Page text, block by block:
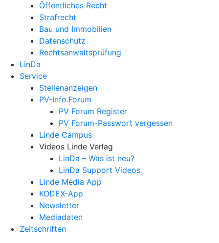
Öffentliches Recht
Strafrecht
Bau und Immobilien
Datenschutz
Rechtsanwalts­prüfung
LinDa
Service
Stellenanzeigen
PV-Info.Forum
PV Forum Register
PV Forum-Passwort vergessen
Linde Campus
Videos Linde Verlag
LinDa – Was ist neu?
LinDa Support Videos
Linde Media App
KODEX-App
Newsletter
Mediadaten
Zeitschriften